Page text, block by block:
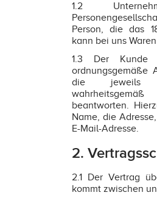
1.2
Person, die das
kann bei uns
1.3 Der Kunde
ordnungsgemäße
die jeweils
beantworten.
Name, die
E-Mail-Adresse.
2.
2.1 Der Vertrag
kommt zwischen